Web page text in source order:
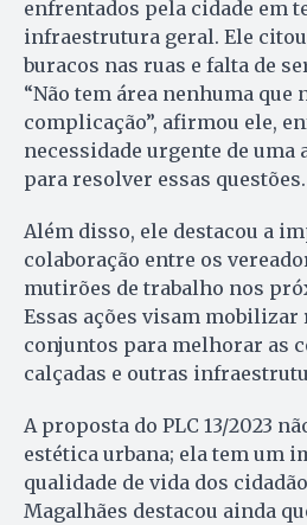
enfrentados pela cidade em
infraestrutura geral. Ele
buracos nas ruas e falta de
“Não tem área nenhuma que
complicação”, afirmou ele,
necessidade urgente de uma
para resolver essas questões.
Além disso, ele destacou a
colaboração entre os
mutirões de trabalho nos
Essas ações visam mobilizar
conjuntos para melhorar as
calçadas e outras
A proposta do PLC 13/2023
estética urbana; ela tem um
qualidade de vida dos
Magalhães destacou ainda